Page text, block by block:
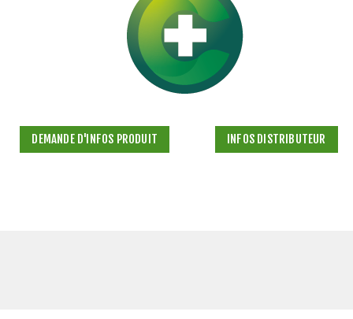
DEMANDE D'INFOS PRODUIT INFOS DISTRIBUTEUR